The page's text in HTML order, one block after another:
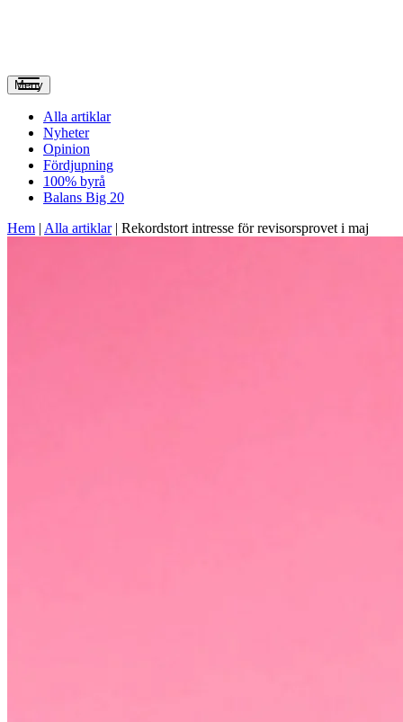
Meny
Alla artiklar
Nyheter
Opinion
Fördjupning
100% byrå
Balans Big 20
Hem | Alla artiklar| Rekordstort intresse för revisorsprovet i maj